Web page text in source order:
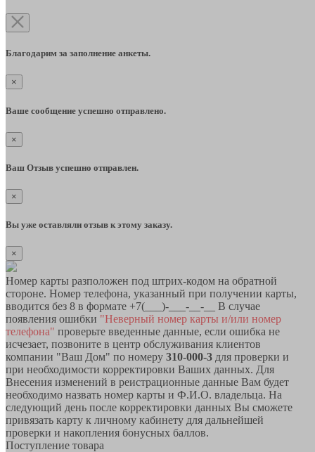
Благодарим за заполнение анкеты.
×
Ваше сообщение успешно отправлено.
×
Ваш Отзыв успешно отправлен.
×
Вы уже оставляли отзыв к этому заказу.
×
Номер карты разположен под штрих-кодом на обратной
стороне. Номер телефона, указанный при получении карты,
вводится без 8 в формате +7(___)-___-__-__ В случае
появления ошибки "Неверный номер карты и/или номер
телефона" проверьте введенные данные, если ошибка не
исчезает, позвоните в центр обслуживания клиентов
компании "Ваш Дом" по номеру 310-000-3 для проверки и
при необходимости корректировки Ваших данных. Для
Внесения изменений в реистрационные данные Вам будет
необходимо назвать номер карты и Ф.И.О. владельца. На
следующий день после корректировки данных Вы сможете
привязать карту к личному кабинету для дальнейшей
проверки и накопления бонусных баллов.
Поступление товара